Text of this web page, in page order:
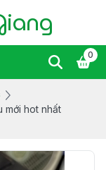
0
mới hot nhất